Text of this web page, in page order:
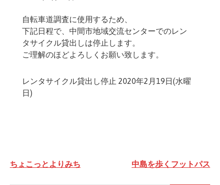
自転車道調査に使用するため、
下記日程で、中間市地域交流センターでのレン
タサイクル貸出しは停止します。
ご理解のほどよろしくお願い致します。
レンタサイクル貸出し停止 2020年2月19日(水曜
日)
投
ちょこっとよりみち 中島を歩くフットパス